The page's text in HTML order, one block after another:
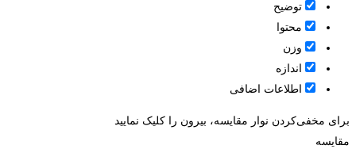
توضیح
محتوا
وزن
اندازه
اطلاعات اضافی
برای مخفی‌کردن نوار مقایسه، بیرون را کلیک نمایید
مقایسه